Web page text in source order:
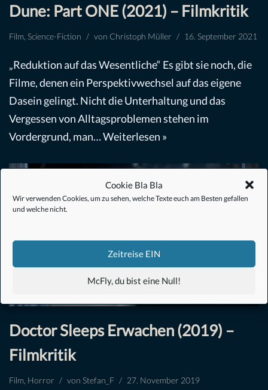
Cookie Bla Bla
Wir verwenden Cookies, um zu sehen, welche Texte euch am Besten gefallen
und welche nicht.
Zeitreise EIN
McFly, du bist eine Null!
Dune: Part ONE (2021) – Filmkritik
Film Science-Fiction von Christoph Müller 16. September 2021
„Reduktion auf das Wesentliche“ Es gibt sie noch, die
Filme, denen ein Perspektivwechsel auf das eigene
Dasein gelingt. Nicht die Unterhaltung und das
Vergessen von Alltagsproblemen stehen im
Vordergrund, man…Weiterlesen »
Doctor Sleeps Erwachen (2019) –
Filmkritik
Film Horror von Stefan_F 27. November 2019